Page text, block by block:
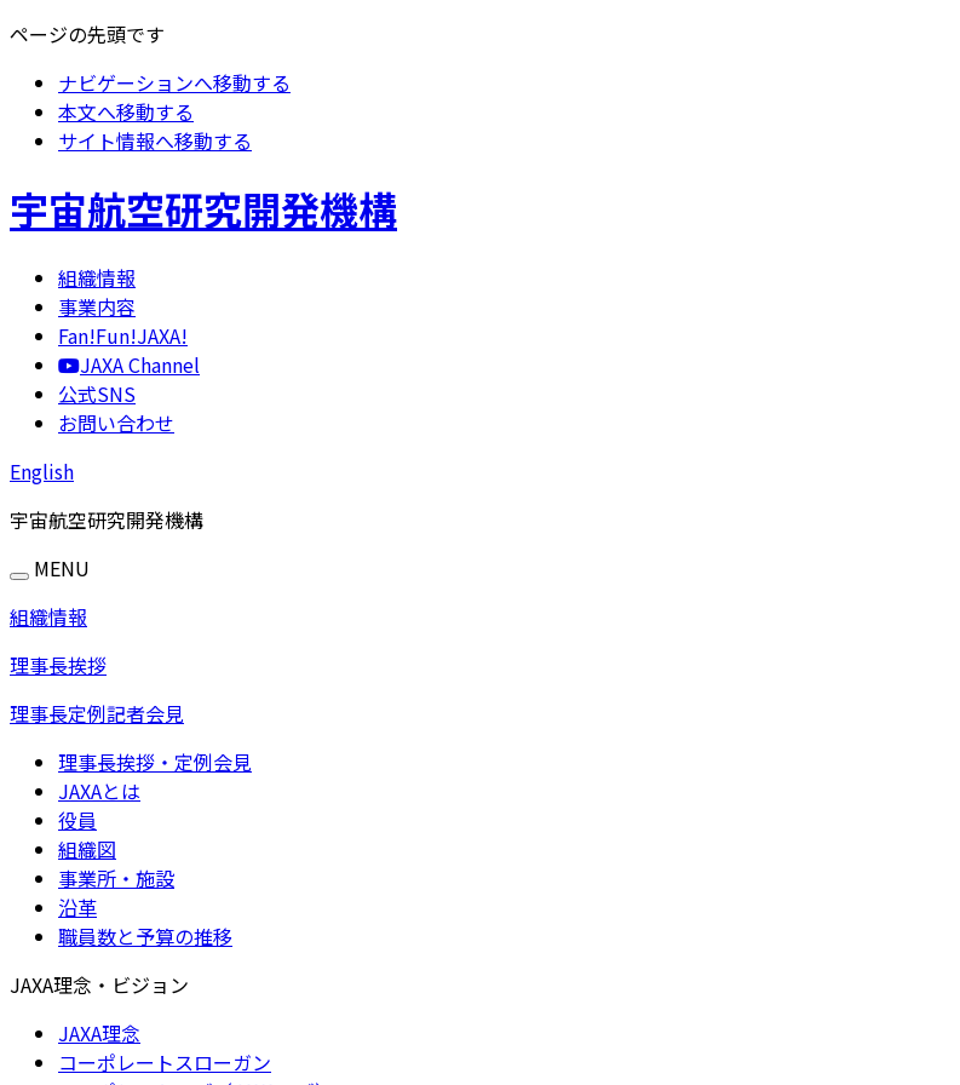
ページの先頭です
ナビゲーションへ移動する
本文へ移動する
サイト情報へ移動する
宇宙航空研究開発機構
組織情報
事業内容
Fan!Fun!JAXA!
JAXA Channel
公式SNS
お問い合わせ
English
宇宙航空研究開発機構
MENU
組織情報
理事長挨拶
理事長定例記者会見
理事長挨拶・定例会見
JAXAとは
役員
組織図
事業所・施設
沿革
職員数と予算の推移
JAXA理念・ビジョン
JAXA理念
コーポレートスローガン